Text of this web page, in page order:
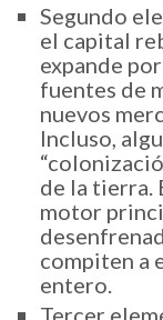
Segundo
el capital
expande
fuentes de
nuevos
Incluso,
de la tierra.
motor
compiten a
entero.
Tercer